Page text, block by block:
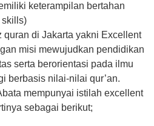
keterampilan bertahan
skills)
quran di Jakarta yakni Excellent
misi mewujudkan pendidikan
serta berorientasi pada ilmu
berbasis nilai-nilai qur’an.
mempunyai istilah excellent
sebagai berikut;